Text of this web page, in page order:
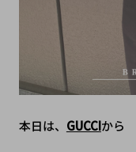
本日は、 GUCCIから